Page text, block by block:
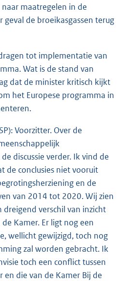
maatregelen in de
de broeikasgassen terug
tot implementatie van
Wat is de stand van
dat de minister kritisch kijkt
het Europese programma in
Voorzitter. Over de
discussie verder. Ik vind de
de conclusies niet vooruit
en de
van 2014 tot 2020. Wij zien
dreigend verschil van inzicht
Kamer. Er ligt nog een
wellicht gewijzigd, toch nog
zal worden gebracht. Ik
toch een conflict tussen
en die van de Kamer Bij de